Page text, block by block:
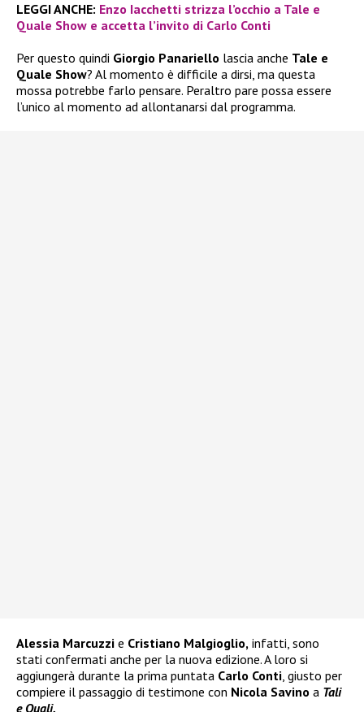
LEGGI ANCHE: Enzo Iacchetti strizza l’occhio a Tale e
Quale Show e accetta l’invito di Carlo Conti
Per questo quindi Giorgio Panariello lascia anche Tale e
Quale Show? Al momento è difficile a dirsi, ma questa
mossa potrebbe farlo pensare. Peraltro pare possa essere
l’unico al momento ad allontanarsi dal programma.
Alessia Marcuzzi e Cristiano Malgioglio, infatti, sono
stati confermati anche per la nuova edizione. A loro si
aggiungerà durante la prima puntata Carlo Conti, giusto per
compiere il passaggio di testimone con Nicola Savino a Tali
e Quali.